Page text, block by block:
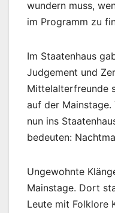
wundern muss,
im Programm zu
Im Staatenhaus
Judgement und
Mittelalterfreunde
auf der
nun ins
bedeuten:
Ungewohnte
Mainstage. Dort
Leute mit Folklore